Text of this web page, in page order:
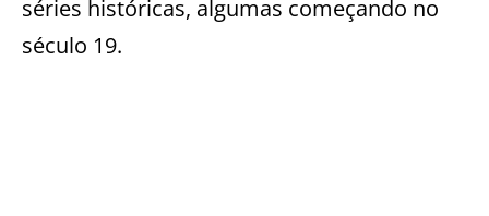
séries históricas, algumas começando no
século 19.